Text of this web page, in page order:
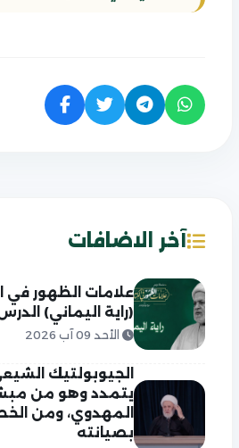
آخر الاضافات
علامات الظهور في
(راية اليماني)
الأحد 09 آب 2026
الجيوبولتيك
يتمدد وهو من
المهدوي، ومن
بصيانته